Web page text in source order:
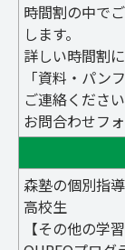
時間割の中で
します。
詳しい時間割
「資料・パン
ご連絡くださ
お問合わせフ
森塾の個別指
高校生
【その他の学